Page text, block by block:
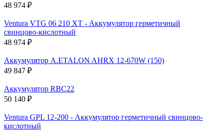
48 974 ₽
Ventura VTG 06 210 XT - Аккумулятор герметичный
свинцово-кислотный
48 974 ₽
Аккумулятор A.ETALON AHRX 12-670W (150)
49 847 ₽
Аккумулятор RBC22
50 140 ₽
Ventura GPL 12-200 - Аккумулятор герметичный свинцово-
кислотный